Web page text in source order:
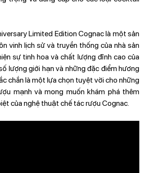
Limited Edition Cognac là một sản
vinh lịch sử và truyền thống của nhà sản
sự tinh hoa và chất lượng đỉnh cao của
lượng giới hạn và những đặc điểm hương
chắn là một lựa chọn tuyệt vời cho những
mạnh và mong muốn khám phá thêm
của nghệ thuật chế tác rượu Cognac.